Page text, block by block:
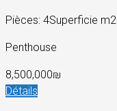
Pièces: 4Superficie
Penthouse
8,500,000₪
Détails